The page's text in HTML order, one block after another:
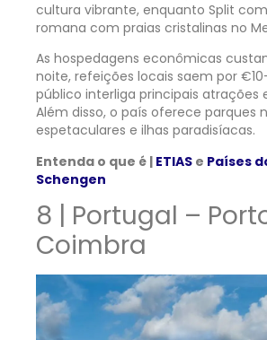
cultura vibrante, enquanto Split
romana com praias cristalinas no
As hospedagens econômicas
noite, refeições locais saem por
público interliga principais atrações
Além disso, o país oferece parques
espetaculares e ilhas paradisíacas.
Entenda o que é | ETIAS e Países
Schengen
8 | Portugal –
Coimbra